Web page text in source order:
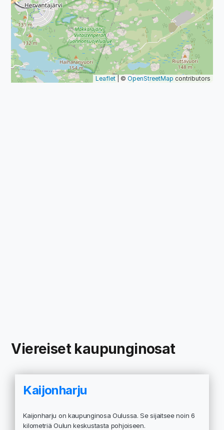
Leaflet| © OpenStreetMap contributors
Viereiset kaupunginosat
Kaijonharju
Kaijonharju on kaupunginosa Oulussa. Se sijaitsee noin 6
kilometriä Oulun keskustasta pohjoiseen.